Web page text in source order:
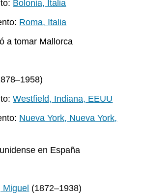
Bolonia, Italia
Roma, Italia
a tomar Mallorca
Westfield, Indiana, EEUU
Nueva York, Nueva York,
en España
(1872–1938)